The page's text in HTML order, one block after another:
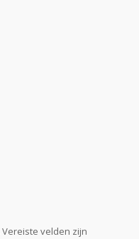
Vereiste velden zijn